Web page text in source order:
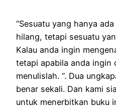
“Sesuatu yang hanya
hilang, tetapi sesuatu
Kalau anda ingin
tetapi apabila anda ingin
menulislah. “. Dua
benar sekali. Dan kami
untuk menerbitkan buku